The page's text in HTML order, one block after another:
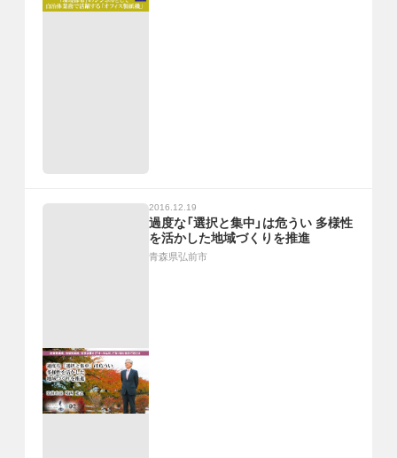
2016.12.19
過度な「選択と集中」は危うい 多様性
を活かした地域づくりを推進
青森県弘前市